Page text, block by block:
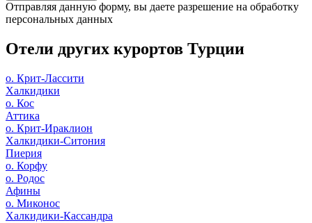
Отправляя данную форму, вы даете разрешение на обработку
персональных данных
Отели других курортов Турции
о. Крит-Лассити
Халкидики
о. Кос
Аттика
о. Крит-Ираклион
Халкидики-Ситония
Пиерия
о. Корфу
о. Родос
Афины
о. Миконос
Халкидики-Кассандра